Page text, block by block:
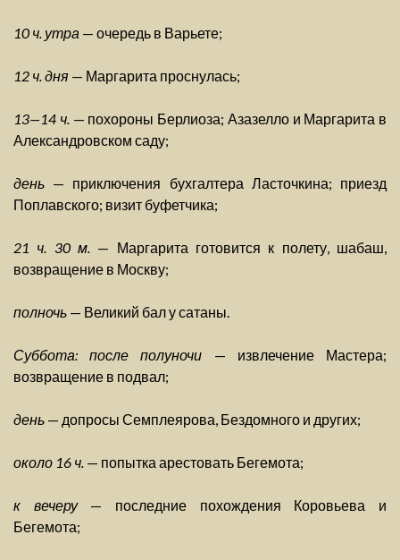
10 ч. утра — очередь в Варьете;
12 ч. дня — Маргарита проснулась;
13—14 ч.— похороны Берлиоза; Азазелло и Маргарита в
Александровском саду;
день — приключения бухгалтера Ласточкина; приезд
Поплавского; визит буфетчика;
21 ч. 30 м. — Маргарита готовится к полету, шабаш,
возвращение в Москву;
полночь — Великий бал у сатаны.
Суббота: после полуночи — извлечение Мастера;
возвращение в подвал;
день — допросы Семплеярова, Бездомного и других;
около 16 ч. — попытка арестовать Бегемота;
к вечеру— последние похождения Коровьева и
Бегемота;